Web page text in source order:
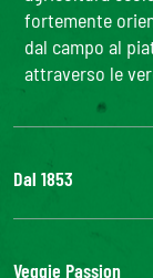
fortemente
dal campo al
attraverso le
Dal 1853
Il Gruppo
Veggie Passion